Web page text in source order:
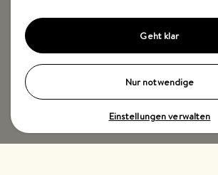
Impressum WiderrufsbelehrungDatenschutz
Geht klar
Nur notwendige
Einstellungen verwalten